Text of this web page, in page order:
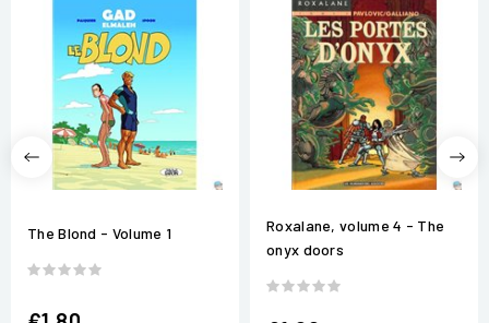
The Blond - Volume 1
Roxalane, volume 4 - The
onyx doors